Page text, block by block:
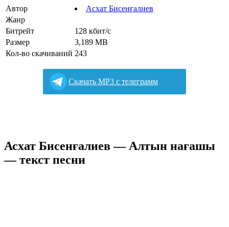
Автор
Асхат Бисенғалиев
Жанр
Битрейт
128 кбит/с
Размер
3,189 MB
Кол-во скачиваний 243
Cкачать MP3 с телеграмм
Асхат Бисенғалиев — Алтын нағашы
— текст песни